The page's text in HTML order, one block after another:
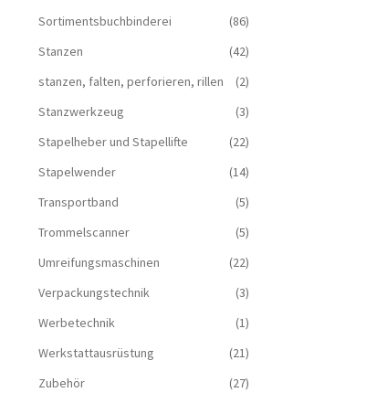
Sortimentsbuchbinderei
(86)
Stanzen
(42)
stanzen, falten, perforieren, rillen
(2)
Stanzwerkzeug
(3)
Stapelheber und Stapellifte
(22)
Stapelwender
(14)
Transportband
(5)
Trommelscanner
(5)
Umreifungsmaschinen
(22)
Verpackungstechnik
(3)
Werbetechnik
(1)
Werkstattausrüstung
(21)
Zubehör
(27)